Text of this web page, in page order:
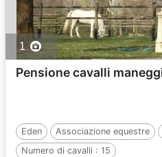
1
Pensione cavalli
Eden Associazione equestre
Numero di cavalli : 15